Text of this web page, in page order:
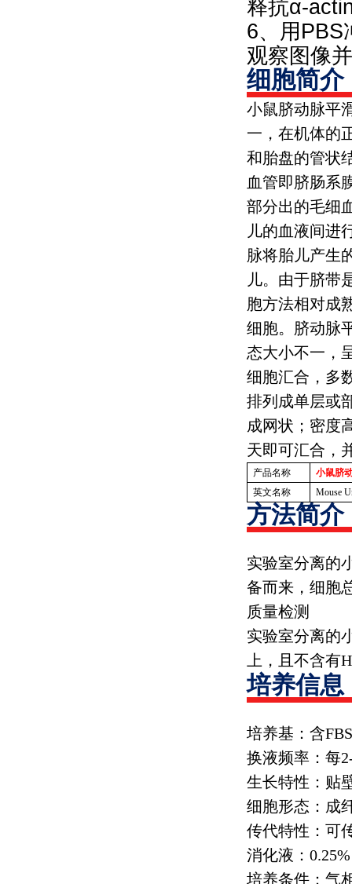
释抗α-
6、用PBS
观察图像
细胞简介
小鼠脐动脉平
一，在机体的
和胎盘的管状
血管即脐肠系
部分出的毛细
儿的血液间进
脉将胎儿产生
儿。由于脐带
胞方法相对成
细胞。脐动脉
态大小不一，
细胞汇合，多
排列成单层或
成网状；密度
天即可汇合，
产品名称
小鼠脐
英文名称
Mouse
方法简介
实验室分离的
备而来，细胞
质量检测
实验室分离的
上，且不含有
培养信息
培养基：含FBS
换液频率：每
生长特性：贴
细胞形态：成
传代特性：可
消化液： 0.25%
培养条件：气